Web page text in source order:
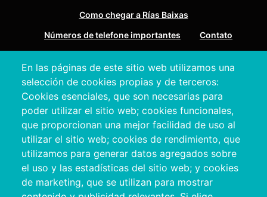
En las páginas de este sitio web utilizamos una
selección de cookies propias y de terceros:
Cookies esenciales, que son necesarias para
poder utilizar el sitio web; cookies funcionales,
que proporcionan una mejor facilidad de uso al
utilizar el sitio web; cookies de rendimiento, que
utilizamos para generar datos agregados sobre
el uso y las estadísticas del sitio web; y cookies
de marketing, que se utilizan para mostrar
Como chegar a Rías Baixas
Números de telefone importantes
Contato
Pazo Deputación Provincial. Avda. Montero Ríos, s/n - 36071
Pontevedra
+34 986 804 100 | +34 986 804 124